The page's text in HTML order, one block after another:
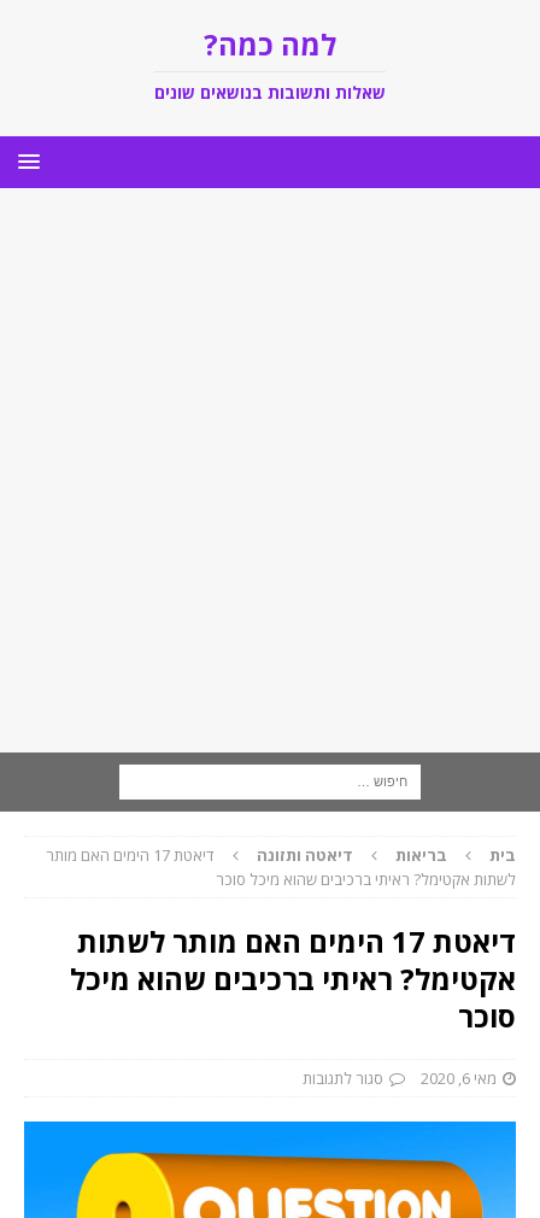
למה כמה?
שאלות ותשובות בנושאים שונים
בית בריאות דיאטה ותזונה
דיאטת 17 הימים האם מותר
לשתות אקטימל? ראיתי ברכיבים שהוא מיכל סוכר
דיאטת 17 הימים האם מותר לשתות
אקטימל? ראיתי ברכיבים שהוא מיכל
סוכר
מאי 6, 2020 סגור לתגובות